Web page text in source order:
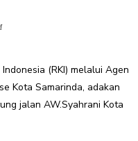
(RKI) melalui Agen
Kota Samarinda, adakan
jalan AW.Syahrani Kota